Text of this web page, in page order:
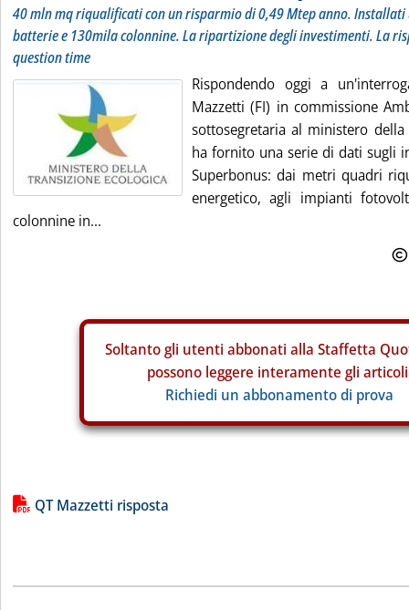
40 mln mq riqualificati con un risparmio di 0,49 Mtep anno. Installati
batterie e 130mila colonnine. La ripartizione degli investimenti. La
question time
Rispondendo oggi a
Mazzetti (FI) in commissione
sottosegretaria al ministero della
ha fornito una serie di dati sugli
Superbonus: dai metri quadri
energetico, agli impianti
colonnine in...
Soltanto gli utenti abbonati alla Staffetta
possono leggere interamente gli
Richiedi un abbonamento di prova
Lista allegati PDF alla notizia
QT Mazzetti risposta